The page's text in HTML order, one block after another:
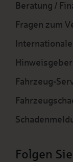
Beratung /
Fragen zum
Fahrzeug-
Folgen